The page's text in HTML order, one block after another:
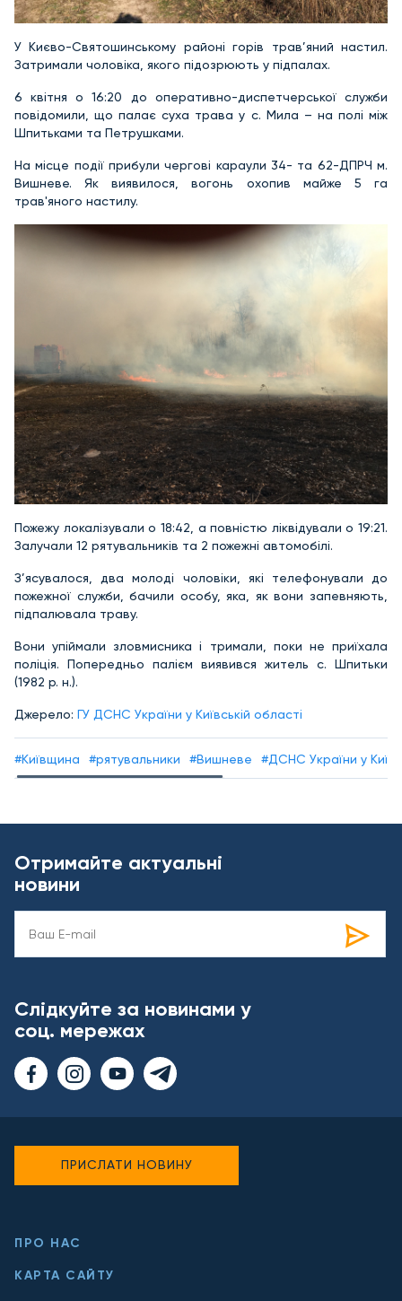
У Києво-Святошинському районі горів трав’яний настил.
Затримали чоловіка, якого підозрюють у підпалах.
6 квітня о 16:20 до оперативно-диспетчерської служби
повідомили, що палає суха трава у с. Мила – на полі між
Шпитьками та Петрушками.
На місце події прибули чергові караули 34- та 62-ДПРЧ м.
Вишневе. Як виявилося, вогонь охопив майже 5 га
трав'яного настилу.
Пожежу локалізували о 18:42, а повністю ліквідували о 19:21.
Залучали 12 рятувальників та 2 пожежні автомобілі.
З’ясувалося, два молоді чоловіки, які телефонували до
пожежної служби, бачили особу, яка, як вони запевняють,
підпалювала траву.
Вони упіймали зловмисника і тримали, поки не приїхала
поліція. Попередньо палієм виявився житель с. Шпитьки
(1982 р. н.).
Джерело: ГУ ДСНС України у Київській області
#Київщина #рятувальники #Вишневе #ДСНС України у
Отримайте актуальні
новини
Слідкуйте за новинами у
соц. мережах
ПРО НАС
КАРТА САЙТУ
ПРИСЛАТИ НОВИНУ